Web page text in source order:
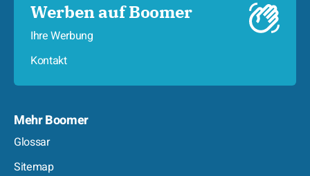
Werben auf Boomer
Ihre Werbung
Kontakt
Mehr Boomer
Glossar
Sitemap